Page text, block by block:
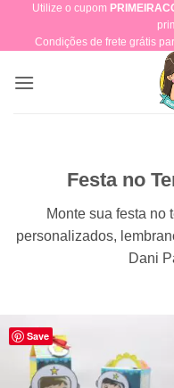
content
Utilize o cupom
Condições de frete grátis
Festa no
Monte sua festa no
personalizados,
Dani
Save